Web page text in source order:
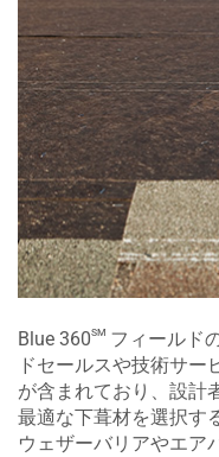
Blue 360sm フィールド
ドセールスや技術サ
が含まれており、設計
最適な下葺材を選択す
ウェザーバリアやエア